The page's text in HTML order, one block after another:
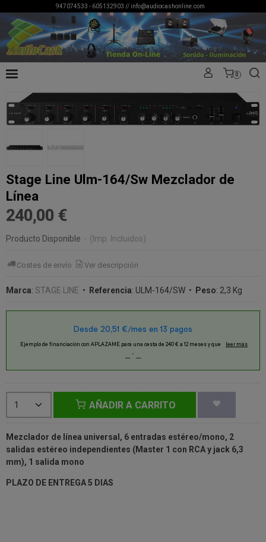
947074533 - 605132903 // info@audiocashonline.com
0
Stage Line Ulm-164/Sw Mezclador de
Línea
240,00 €
Producto Disponible - (Imp. Incluidos)
Costes de envío Ver descripción
Marca: STAGE LINE • Referencia: ULM-164/SW • Peso: 2,3 Kg
AÑADIR A CARRITO
Mezclador de línea universal, 6 entradas estéreo/mono, 2
salidas estéreo independientes (Master 1 con RCA y jack 6,3
mm), 1 salida mono
PLAZO DE ENTREGA 5 DIAS